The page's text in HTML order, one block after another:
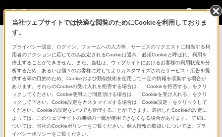
法人のお客様
コンスーマー製品に関するお問い合わせ
製品に関する重要なお知らせ
プロフェッショナル／業務用製品に関
するサポート・お問い合わせ
専用窓口のある業務用商品に関するお問い合わせ
当社ウェブサイトでは快適な閲覧のためにCookieを利用しておりま
す。
プライバシー設定、ログイン、フォームへの入力等、サービスのリクエストに相当する利
用者のアクションに応じてのみ設定されるCookieは通常、必須Cookieと呼ばれ、利用を
停止することができません。また、当社は、ウェブサイトにおけるお客様の利用状況を分
析するため、あるいは個々のお客様に対してよりカスタマイズされたサービス・広告を提
供する等の目的のため、Cookieおよび類似技術を使用して一定の情報を収集する場合が
あります。それらのCookieの受け入れを拒否する場合は、「Cookieを拒否する」をクリ
ックしてください。Cookie使用にご同意頂ける場合は、「Cookieを受け入れる」をクリ
ックして下さい。Cookie設定をカスタマイズする場合は「Cookie設定」をクリックして
ください。Cookieの設定をいつでも管理することができます。選択したCookieの設定に
よっては、このウェブサイトの機能の一部が使用できなくなる場合があります。 詳細に
ついては、当社のCookieポリシーをご覧ください。個人情報の取扱いについては、プラ
イバシーポリシーをご覧ください。